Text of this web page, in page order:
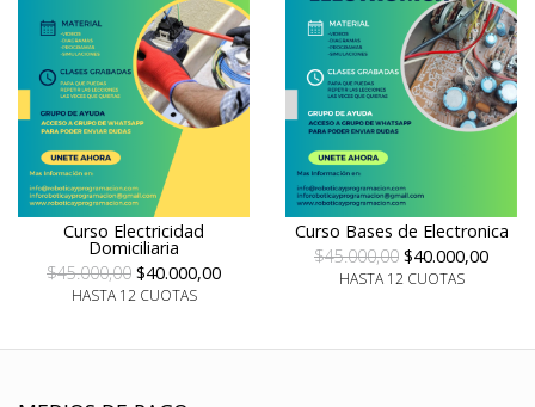
Curso Electricidad
Domiciliaria
$45.000,00 $40.000,00
HASTA 12 CUOTAS
Curso Bases de Electronica
$45.000,00 $40.000,00
HASTA 12 CUOTAS